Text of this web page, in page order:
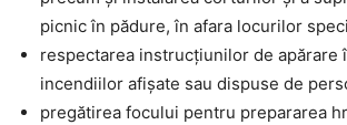
picnic în pădure, în afara locurilor
respectarea instrucţiunilor de apărare
incendiilor afişate sau dispuse de
pregătirea focului pentru prepararea